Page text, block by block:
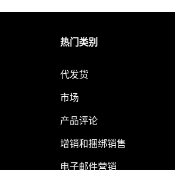
热门类别
代发货
市场
产品评论
增销和捆绑销售
电子邮件营销